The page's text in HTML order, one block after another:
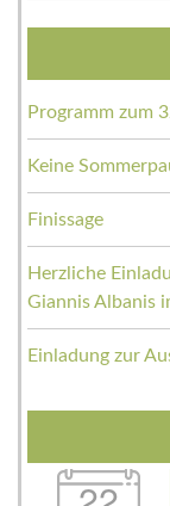
Programm zum
Keine
Finissage
Herzliche
Giannis Albanis
Einladung zur